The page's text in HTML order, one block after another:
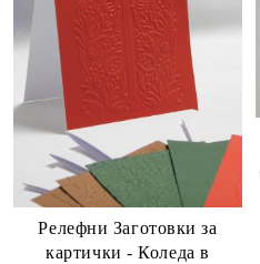
Релефни Заготовки за
картички - Коледа в